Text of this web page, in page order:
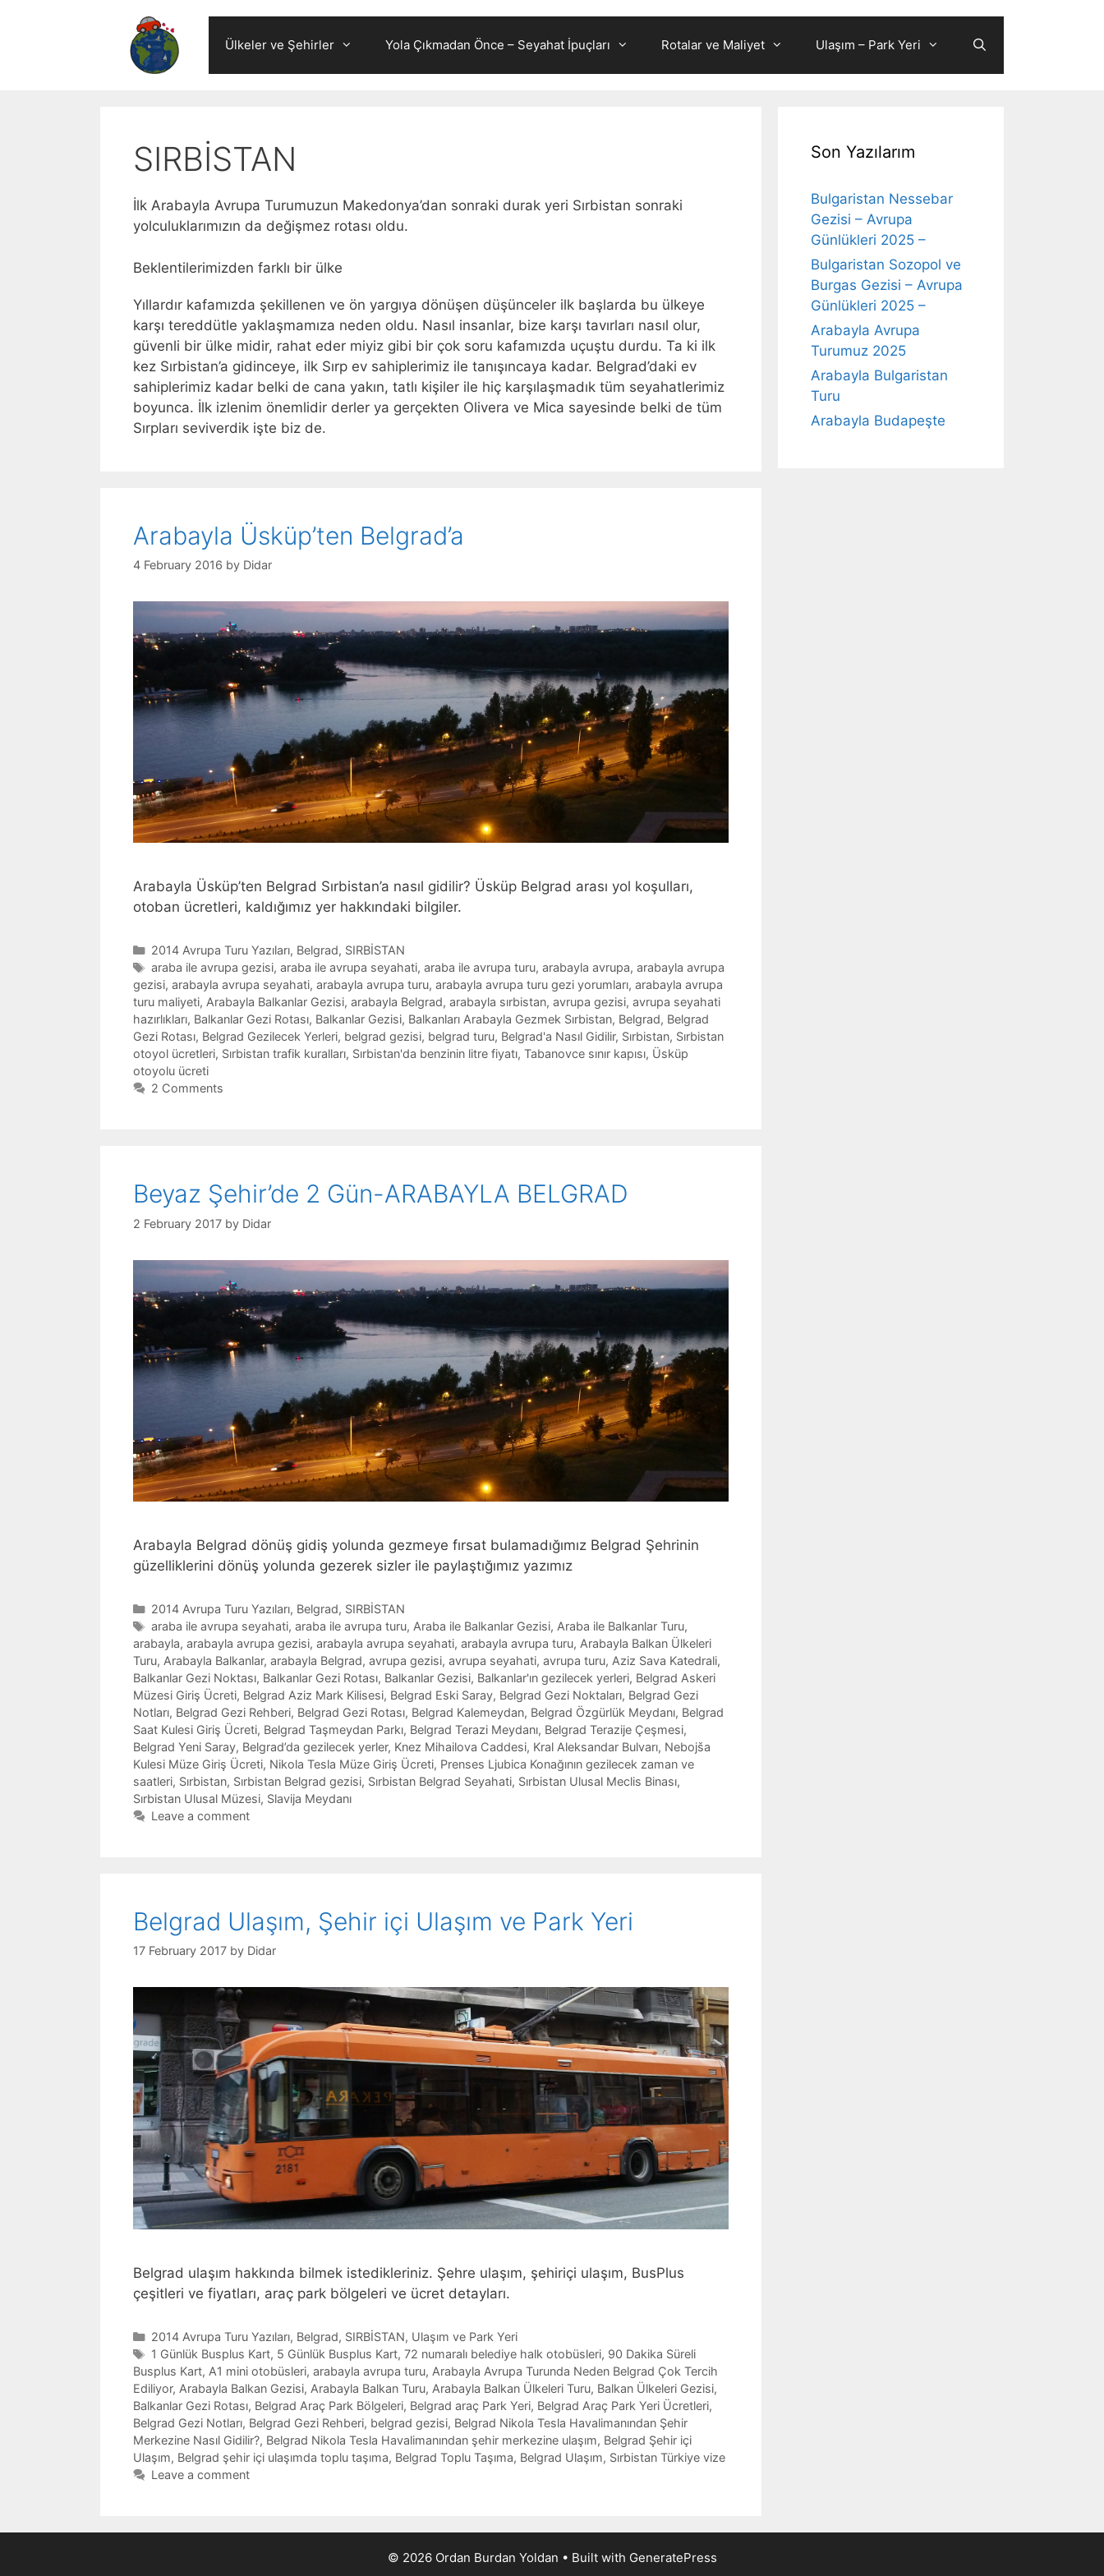
Ülkeler ve Şehirler Yola Çıkmadan Önce – Seyahat İpuçları Rotalar ve Maliyet Ulaşım – Park Yeri
SIRBİSTAN
İlk Arabayla Avrupa Turumuzun Makedonya’dan sonraki durak yeri Sırbistan sonraki
yolculuklarımızın da değişmez rotası oldu.
Beklentilerimizden farklı bir ülke
Yıllardır kafamızda şekillenen ve ön yargıya dönüşen düşünceler ilk başlarda bu ülkeye
karşı tereddütle yaklaşmamıza neden oldu. Nasıl insanlar, bize karşı tavırları nasıl olur,
güvenli bir ülke midir, rahat eder miyiz gibi bir çok soru kafamızda uçuştu durdu. Ta ki ilk
kez Sırbistan’a gidinceye, ilk Sırp ev sahiplerimiz ile tanışıncaya kadar. Belgrad’daki ev
sahiplerimiz kadar belki de cana yakın, tatlı kişiler ile hiç karşılaşmadık tüm seyahatlerimiz
boyunca. İlk izlenim önemlidir derler ya gerçekten Olivera ve Mica sayesinde belki de tüm
Sırpları seviverdik işte biz de.
Arabayla Üsküp’ten Belgrad’a
4 February 2016 by Didar
Arabayla Üsküp’ten Belgrad Sırbistan’a nasıl gidilir? Üsküp Belgrad arası yol koşulları,
otoban ücretleri, kaldığımız yer hakkındaki bilgiler.
Categories
2014 Avrupa Turu Yazıları, Belgrad, SIRBİSTAN
Tags
araba ile avrupa gezisi, araba ile avrupa seyahati, araba ile avrupa turu, arabayla avrupa, arabayla avrupa
gezisi, arabayla avrupa seyahati, arabayla avrupa turu, arabayla avrupa turu gezi yorumları, arabayla avrupa
turu maliyeti, Arabayla Balkanlar Gezisi, arabayla Belgrad, arabayla sırbistan, avrupa gezisi, avrupa seyahati
hazırlıkları, Balkanlar Gezi Rotası, Balkanlar Gezisi, Balkanları Arabayla Gezmek Sırbistan, Belgrad, Belgrad
Gezi Rotası, Belgrad Gezilecek Yerleri, belgrad gezisi, belgrad turu, Belgrad'a Nasıl Gidilir, Sırbistan, Sırbistan
otoyol ücretleri, Sırbistan trafik kuralları, Sırbistan'da benzinin litre fiyatı, Tabanovce sınır kapısı, Üsküp
otoyolu ücreti
2 Comments
Beyaz Şehir’de 2 Gün-ARABAYLA BELGRAD
2 February 2017 by Didar
Arabayla Belgrad dönüş gidiş yolunda gezmeye fırsat bulamadığımız Belgrad Şehrinin
güzelliklerini dönüş yolunda gezerek sizler ile paylaştığımız yazımız
Categories
2014 Avrupa Turu Yazıları, Belgrad, SIRBİSTAN
Tags
araba ile avrupa seyahati, araba ile avrupa turu, Araba ile Balkanlar Gezisi, Araba ile Balkanlar Turu,
arabayla, arabayla avrupa gezisi, arabayla avrupa seyahati, arabayla avrupa turu, Arabayla Balkan Ülkeleri
Turu, Arabayla Balkanlar, arabayla Belgrad, avrupa gezisi, avrupa seyahati, avrupa turu, Aziz Sava Katedrali,
Balkanlar Gezi Noktası, Balkanlar Gezi Rotası, Balkanlar Gezisi, Balkanlar'ın gezilecek yerleri, Belgrad Askeri
Müzesi Giriş Ücreti, Belgrad Aziz Mark Kilisesi, Belgrad Eski Saray, Belgrad Gezi Noktaları, Belgrad Gezi
Notları, Belgrad Gezi Rehberi, Belgrad Gezi Rotası, Belgrad Kalemeydan, Belgrad Özgürlük Meydanı, Belgrad
Saat Kulesi Giriş Ücreti, Belgrad Taşmeydan Parkı, Belgrad Terazi Meydanı, Belgrad Terazije Çeşmesi,
Belgrad Yeni Saray, Belgrad’da gezilecek yerler, Knez Mihailova Caddesi, Kral Aleksandar Bulvarı, Nebojša
Kulesi Müze Giriş Ücreti, Nikola Tesla Müze Giriş Ücreti, Prenses Ljubica Konağının gezilecek zaman ve
saatleri, Sırbistan, Sırbistan Belgrad gezisi, Sırbistan Belgrad Seyahati, Sırbistan Ulusal Meclis Binası,
Sırbistan Ulusal Müzesi, Slavija Meydanı
Leave a comment
Belgrad Ulaşım, Şehir içi Ulaşım ve Park Yeri
17 February 2017 by Didar
Belgrad ulaşım hakkında bilmek istedikleriniz. Şehre ulaşım, şehiriçi ulaşım, BusPlus
çeşitleri ve fiyatları, araç park bölgeleri ve ücret detayları.
Categories
2014 Avrupa Turu Yazıları, Belgrad, SIRBİSTAN, Ulaşım ve Park Yeri
Tags
1 Günlük Busplus Kart, 5 Günlük Busplus Kart, 72 numaralı belediye halk otobüsleri, 90 Dakika Süreli
Busplus Kart, A1 mini otobüsleri, arabayla avrupa turu, Arabayla Avrupa Turunda Neden Belgrad Çok Tercih
Ediliyor, Arabayla Balkan Gezisi, Arabayla Balkan Turu, Arabayla Balkan Ülkeleri Turu, Balkan Ülkeleri Gezisi,
Balkanlar Gezi Rotası, Belgrad Araç Park Bölgeleri, Belgrad araç Park Yeri, Belgrad Araç Park Yeri Ücretleri,
Belgrad Gezi Notları, Belgrad Gezi Rehberi, belgrad gezisi, Belgrad Nikola Tesla Havalimanından Şehir
Merkezine Nasıl Gidilir?, Belgrad Nikola Tesla Havalimanından şehir merkezine ulaşım, Belgrad Şehir içi
Ulaşım, Belgrad şehir içi ulaşımda toplu taşıma, Belgrad Toplu Taşıma, Belgrad Ulaşım, Sırbistan Türkiye vize
Leave a comment
Son Yazılarım
Bulgaristan Nessebar
Gezisi – Avrupa
Günlükleri 2025 –
Bulgaristan Sozopol ve
Burgas Gezisi – Avrupa
Günlükleri 2025 –
Arabayla Avrupa
Turumuz 2025
Arabayla Bulgaristan
Turu
Arabayla Budapeşte
© 2026 Ordan Burdan Yoldan • Built with GeneratePress